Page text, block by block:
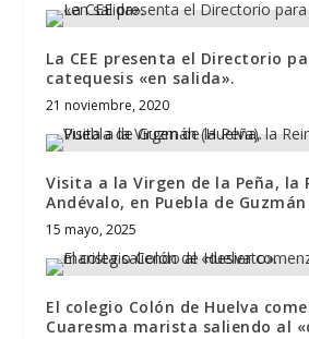
La CEE presenta el Directorio
catequesis «en salida».
21 noviembre, 2020
Visita a la Virgen de la Peña, la
Andévalo, en Puebla de Guzmán
15 mayo, 2025
El colegio Colón de Huelva
Cuaresma marista saliendo al